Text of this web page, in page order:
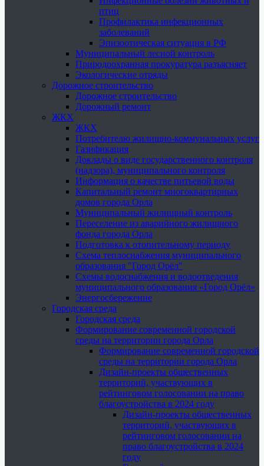
птиц
Профилактика инфекционных
заболеваний
Эпизоотическая ситуация в РФ
Муниципальный лесной контроль
Природоохранная прокуратура разъясняет
Экологические отряды
Дорожное строительство
Дорожное строительство
Дорожный ремонт
ЖКХ
ЖКХ
Потребителю жилищно-коммунальных услуг
Газификация
Доклады о виде государственного контроля
(надзора), муниципального контроля
Информация о качестве питьевой воды
Капитальный ремонт многоквартирных
домов города Орла
Муниципальный жилищный контроль
Переселение из аварийного жилищного
фонда города Орла
Подготовка к отопительному периоду
Схема теплоснабжения муниципального
образования "Город Орёл"
Схемы водоснабжения и водоотведения
муниципального образования «Город Орёл»
Энергосбережение
Городская среда
Городская среда
Формирование современной городской
среды на территории города Орла
Формирование современной городской
среды на территории города Орла
Дизайн-проекты общественных
территорий, участвующих в
рейтинговом голосовании на право
благоустройства в 2024 году
Дизайн-проекты общественных
территорий, участвующих в
рейтинговом голосовании на
право благоустройства в 2024
году